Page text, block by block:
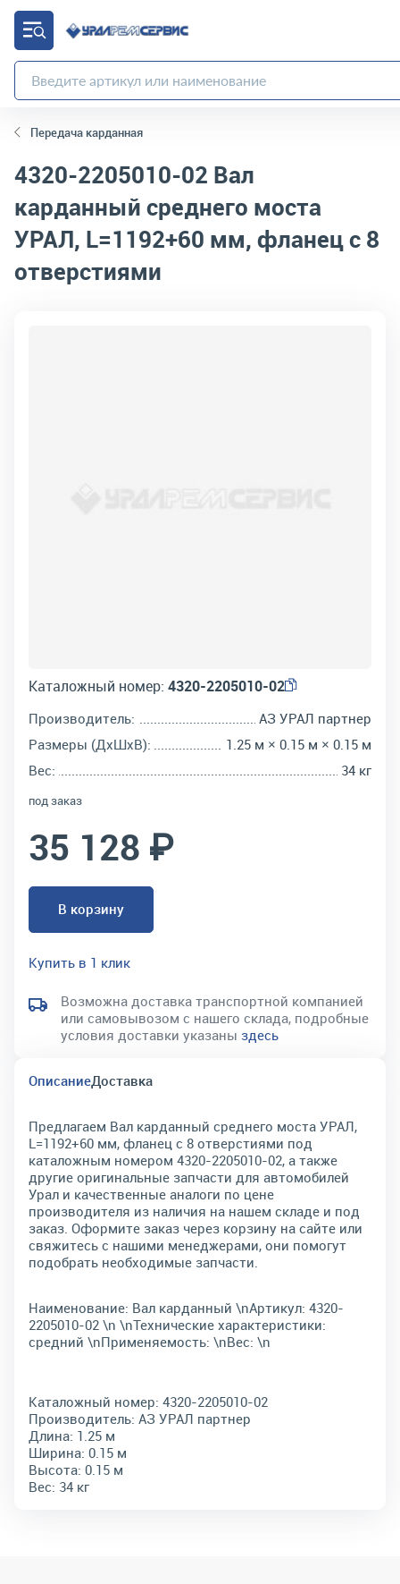
Передача карданная
4320-2205010-02 Вал
карданный среднего моста
УРАЛ, L=1192+60 мм, фланец с 8
отверстиями
Каталожный номер: 4320-2205010-02
Производитель:
АЗ УРАЛ партнер
Размеры (ДхШхВ):
1.25 м × 0.15 м × 0.15 м
Вес:
34 кг
под заказ
35 128 ₽
В корзину
Купить в 1 клик
Возможна доставка транспортной компанией
или самовывозом с нашего склада, подробные
условия доставки указаны здесь
ОписаниеДоставка
Предлагаем Вал карданный среднего моста УРАЛ,
L=1192+60 мм, фланец с 8 отверстиями под
каталожным номером 4320-2205010-02, а также
другие оригинальные запчасти для автомобилей
Урал и качественные аналоги по цене
производителя из наличия на нашем складе и под
заказ. Оформите заказ через корзину на сайте или
свяжитесь с нашими менеджерами, они помогут
подобрать необходимые запчасти.
Наименование: Вал карданный \nАртикул: 4320-
2205010-02 \n \nТехнические характеристики:
средний \nПрименяемость: \nВес: \n
Каталожный номер: 4320-2205010-02
Производитель: АЗ УРАЛ партнер
Длина: 1.25 м
Ширина: 0.15 м
Высота: 0.15 м
Вес: 34 кг